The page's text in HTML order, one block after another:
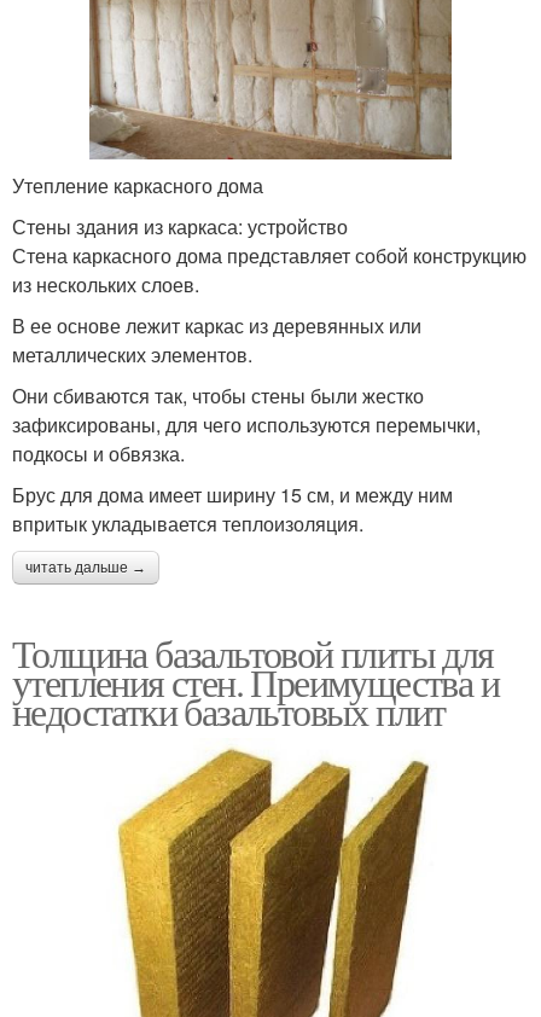
Утепление каркасного дома
Стены здания из каркаса: устройство
Стена каркасного дома представляет собой конструкцию
из нескольких слоев.
В ее основе лежит каркас из деревянных или
металлических элементов.
Они сбиваются так, чтобы стены были жестко
зафиксированы, для чего используются перемычки,
подкосы и обвязка.
Брус для дома имеет ширину 15 см, и между ним
впритык укладывается теплоизоляция.
читать дальше →
Толщина базальтовой плиты для
утепления стен. Преимущества и
недостатки базальтовых плит